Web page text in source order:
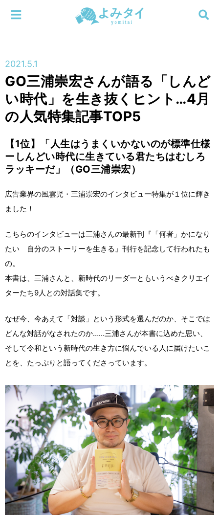
連載
新刊
特集
検索する
メニューを閉じる
2021.5.1
GO三浦崇宏さんが語る「しんど
い時代」を生き抜くヒント…4月
の人気特集記事TOP5
【1位】「人生はうまくいかないのが標準仕様
ーしんどい時代に生きている君たちはむしろ
ラッキーだ」（GO三浦崇宏）
広告業界の風雲児・三浦崇宏のインタビュー特集が１位に輝き
ました！
こちらのインタビューは三浦さんの最新刊『「何者」かになり
たい 自分のストーリーを生きる』刊行を記念して行われたも
の。
本書は、三浦さんと、新時代のリーダーともいうべきクリエイ
ターたち9人との対話集です。
なぜ今、今あえて「対談」という形式を選んだのか、そこでは
どんな対話がなされたのか……三浦さんが本書に込めた思い、
そして令和という新時代の生き方に悩んでいる人に届けたいこ
とを、たっぷりと語ってくださっています。